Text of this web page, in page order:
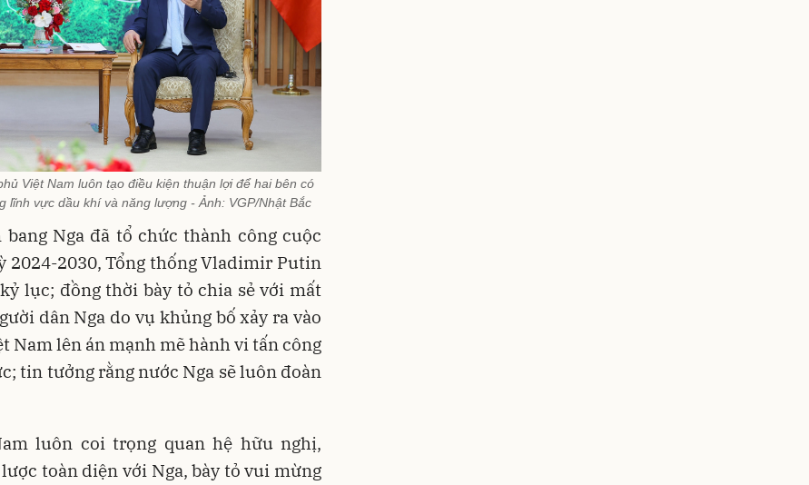
Việt Nam luôn tạo điều kiện thuận lợi để hai bên có
lĩnh vực dầu khí và năng lượng - Ảnh: VGP/Nhật Bắc
Nga đã tổ chức thành công cuộc
2024-2030, Tổng thống Vladimir Putin
lục; đồng thời bày tỏ chia sẻ với mất
dân Nga do vụ khủng bố xảy ra vào
Nam lên án mạnh mẽ hành vi tấn công
tin tưởng rằng nước Nga sẽ luôn đoàn
luôn coi trọng quan hệ hữu nghị,
toàn diện với Nga, bày tỏ vui mừng